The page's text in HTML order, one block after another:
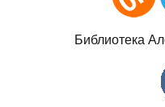
Библиотека